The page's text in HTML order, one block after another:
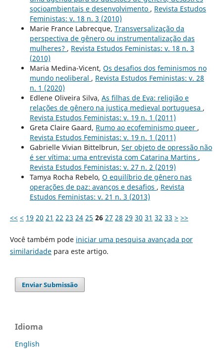
socioambientais e desenvolvimento , Revista Estudos
Feministas: v. 18 n. 3 (2010)
Marie France Labrecque, Transversalização da
perspectiva de gênero ou instrumentalização das
mulheres? , Revista Estudos Feministas: v. 18 n. 3
(2010)
Maria Medina-Vicent, Os desafios dos feminismos no
mundo neoliberal , Revista Estudos Feministas: v. 28
n. 1 (2020)
Edlene Oliveira Silva, As filhas de Eva: religião e
relações de gênero na justiça medieval portuguesa ,
Revista Estudos Feministas: v. 19 n. 1 (2011)
Greta Claire Gaard, Rumo ao ecofeminismo queer ,
Revista Estudos Feministas: v. 19 n. 1 (2011)
Gabrielle Vivian Bittelbrun, Ser objeto de opressão não
é ser vítima: uma entrevista com Catarina Martins ,
Revista Estudos Feministas: v. 27 n. 2 (2019)
Tamya Rocha Rebelo, O equilíbrio de gênero nas
operações de paz: avanços e desafios , Revista
Estudos Feministas: v. 21 n. 3 (2013)
<< < 19 20 21 22 23 24 25 26 27 28 29 30 31 32 33 > >>
Você também pode iniciar uma pesquisa avançada por
similaridadepara este artigo.
Enviar Submissão
Idioma
English